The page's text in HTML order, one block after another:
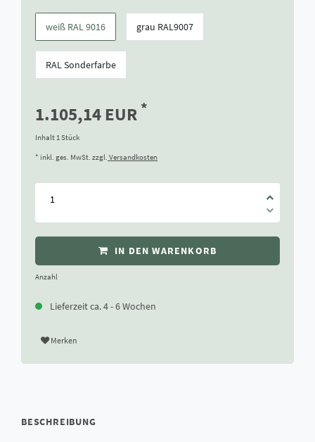
weiß RAL 9016 grau RAL9007
RAL Sonderfarbe
1.105,14 EUR *
Inhalt 1Stück
* inkl. ges. MwSt. zzgl. Versandkosten
IN DEN WARENKORB
Anzahl
Lieferzeit ca. 4 - 6 Wochen
Merken
BESCHREIBUNG